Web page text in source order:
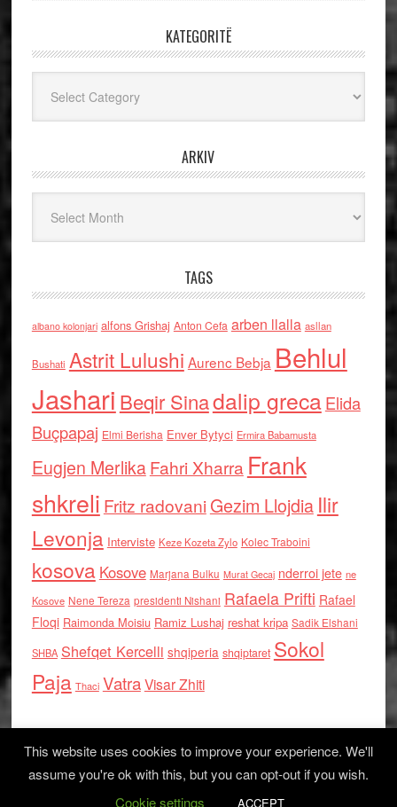
KATEGORITË
ARKIV
TAGS
albano kolonjari alfons Grishaj Anton Cefa arben llalla asllan
Bushati Astrit Lulushi Aurenc Bebja Behlul
Jashari Beqir Sinadalip grecaElida
Buçpapaj Elmi Berisha Enver Bytyci Ermira Babamusta
Eugjen MerlikaFahri Xharra Frank
shkreli Fritz radovaniGezim Llojdia Ilir
Levonja Interviste Keze Kozeta Zylo Kolec Traboini
kosova Kosove Marjana Bulku Murat Gecaj nderroi jete ne
Kosove Nene Tereza presidenti Nishani Rafaela Prifti Rafael
Floqi Raimonda Moisiu Ramiz Lushaj reshat kripa Sadik Elshani
SHBA Shefqet Kercelli shqiperia shqiptaret Sokol
Paja Thaci VatraVisar Zhiti
Log in
This website uses cookies to improve your experience. We'll
assume you're ok with this, but you can opt-out if you wish.
Cookie settings
ACCEPT